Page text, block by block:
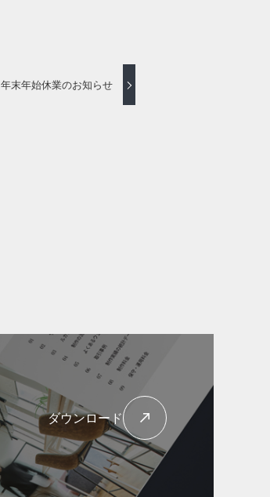
年末年始休業のお知らせ
ダウンロード